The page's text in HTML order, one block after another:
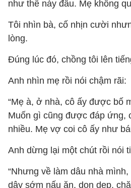
như thế này đâu. Mẹ không
Tôi nhìn bà, cố nhịn cười
lòng.
Đúng lúc đó, chồng tôi lên
Anh nhìn mẹ rồi nói chậm rãi:
“Mẹ à, ở nhà, cô ấy được bố
Muốn gì cũng được đáp ứng,
nhiều. Mẹ vợ coi cô ấy như
Anh dừng lại một chút rồi nói
“Nhưng về làm dâu nhà
dậy sớm nấu ăn, dọn dẹp,